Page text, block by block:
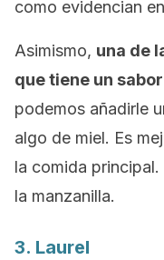
como evidencian
Asimismo, una de
que tiene un
podemos añadirle
algo de miel. Es
la comida
la manzanilla.
3. Laurel